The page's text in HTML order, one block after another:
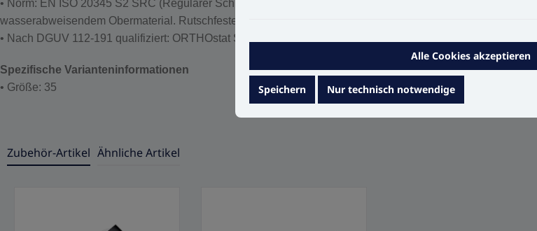
• Norm: EN ISO 20345 S2 SRC (Regulärer Schuh mit Schutzkappe, antistatischer Behandlung,
wasserabweisendem Obermaterial. Rutschfester Schuh.)
• Nach DGUV 112-191 qualifiziert: ORTHOstat Sohle möglich
Spezifische Varianteninformationen
• Größe: 35
Zubehör-Artikel Ähnliche Artikel
Alle Cookies akzeptieren
Speichern Nur technisch notwendige